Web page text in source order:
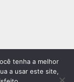
tenha a melhor
a usar este site,